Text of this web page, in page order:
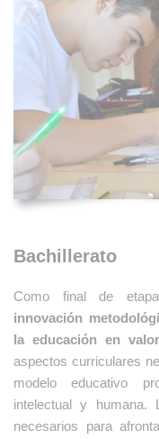
Bachillerato
Como final de
innovación
la educación en
aspectos curriculares
modelo educativo
intelectual y humana.
necesarios para